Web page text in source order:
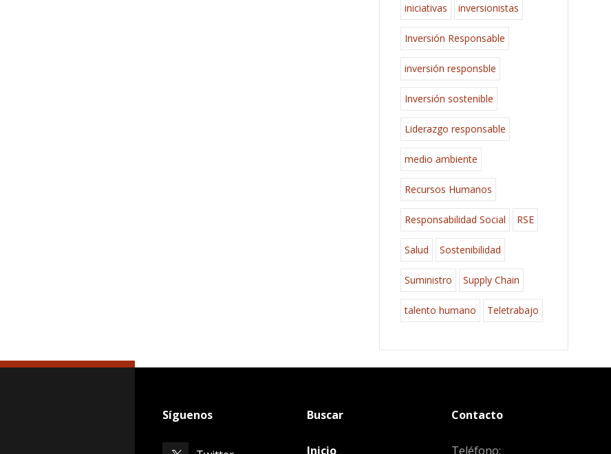
iniciativas inversionistas
Inversión Responsable
inversión responsble
Inversión sostenible
Liderazgo responsable
medio ambiente
Recursos Humanos
Responsabilidad Social RSE
Salud Sostenibilidad
Suministro Supply Chain
talento humano Teletrabajo
Síguenos Buscar
Inicio
Contacto
Teléfono: